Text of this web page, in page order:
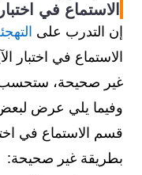
الاستماع في
إن التدرب على
الاستماع في اختبار
غير صحيحة، ستحسب
وفيما يلي عرض
قسم الاستماع في
بطريقة غير صحيحة: